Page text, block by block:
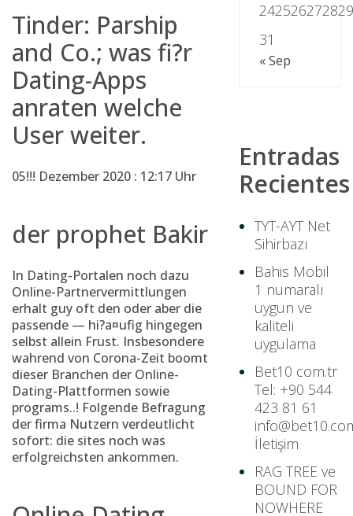
Tinder: Parship
and Co.; was fi?r
Dating-Apps
anraten welche
User weiter.
05!!! Dezember 2020 : 12:17 Uhr
der prophet Bakir
In Dating-Portalen noch dazu
Online-Partnervermittlungen
erhalt guy oft den oder aber die
passende — hi?a¤ufig hingegen
selbst allein Frust. Insbesondere
wahrend von Corona-Zeit boomt
dieser Branchen der Online-
Dating-Plattformen sowie
programs..! Folgende Befragung
der firma Nutzern verdeutlicht
sofort: die sites noch was
erfolgreichsten ankommen.
2425262728
31
« Sep
Entradas
Recientes
TYT-AYT Net
Sihirbazı
Bahis Mobil
1 numaralı
uygun ve
kaliteli
uygulama
Bet10 com.tr
Tel: +90 544
423 81 61
İletişim
RAG TREE ve
BOUND FOR
NOWHERE